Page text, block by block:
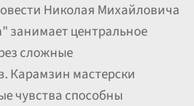
Николая Михайловича
занимает центральное
сложные
Карамзин мастерски
чувства способны